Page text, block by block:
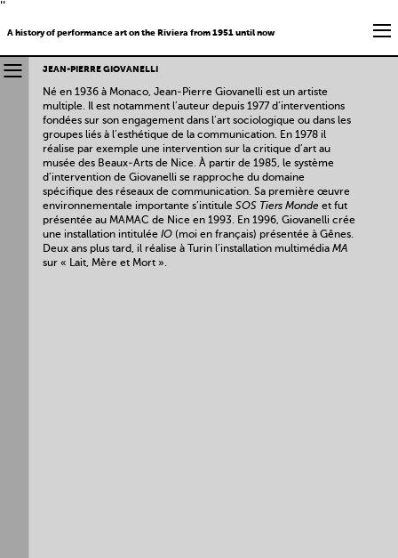
''
A history of performance art on the Riviera from 1951 until now
JEAN-PIERRE GIOVANELLI
Né en 1936 à Monaco, Jean-Pierre Giovanelli est un artiste
multiple. Il est notamment l’auteur depuis 1977 d’interventions
fondées sur son engagement dans l’art sociologique ou dans les
groupes liés à l’esthétique de la communication. En 1978 il
réalise par exemple une intervention sur la critique d’art au
musée des Beaux-Arts de Nice. À partir de 1985, le système
d’intervention de Giovanelli se rapproche du domaine
spécifique des réseaux de communication. Sa première œuvre
environnementale importante s’intitule SOS Tiers Monde et fut
présentée au MAMAC de Nice en 1993. En 1996, Giovanelli crée
une installation intitulée IO (moi en français) présentée à Gênes.
Deux ans plus tard, il réalise à Turin l’installation multimédia MA
sur « Lait, Mère et Mort ».